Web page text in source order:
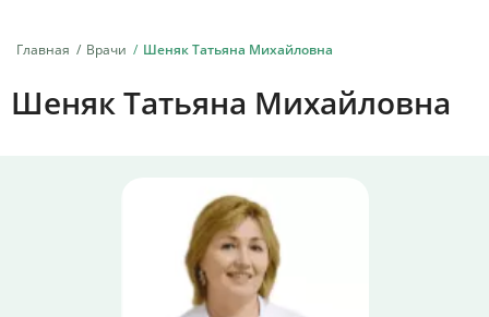
Главная Врачи Шеняк Татьяна Михайловна
Шеняк Татьяна Михайловна
Услуги